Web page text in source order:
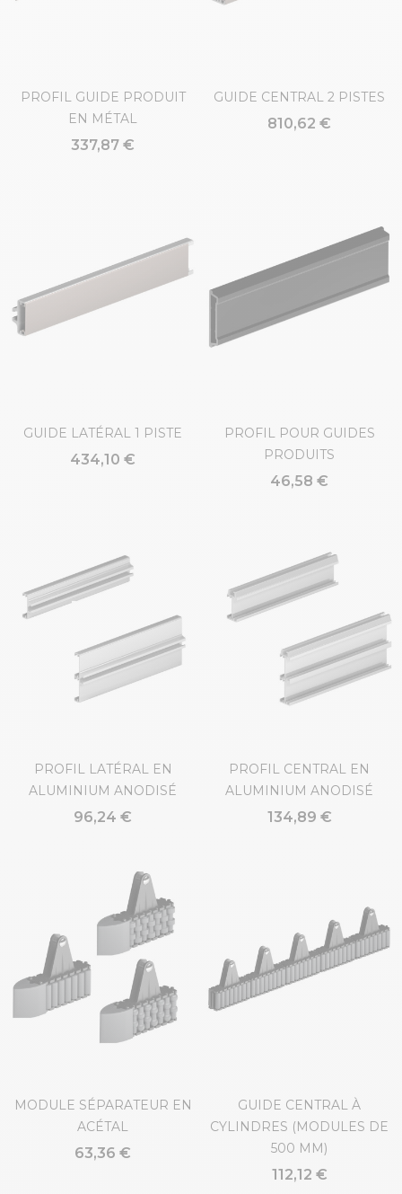
PROFIL GUIDE PRODUIT
EN MÉTAL
337,87 €
GUIDE CENTRAL 2 PISTES
810,62 €
GUIDE LATÉRAL 1 PISTE
434,10 €
PROFIL POUR GUIDES
PRODUITS
46,58 €
PROFIL LATÉRAL EN
ALUMINIUM ANODISÉ
96,24 €
PROFIL CENTRAL EN
ALUMINIUM ANODISÉ
134,89 €
MODULE SÉPARATEUR EN
ACÉTAL
63,36 €
GUIDE CENTRAL À
CYLINDRES (MODULES DE
500 MM)
112,12 €